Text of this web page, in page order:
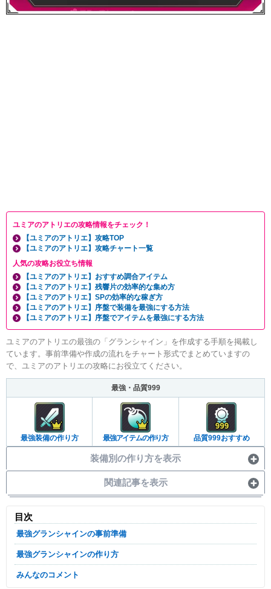
ユミアのアトリエの攻略情報をチェック！
【ユミアのアトリエ】攻略TOP
【ユミアのアトリエ】攻略チャート一覧
人気の攻略お役立ち情報
【ユミアのアトリエ】おすすめ調合アイテム
【ユミアのアトリエ】残響片の効率的な集め方
【ユミアのアトリエ】SPの効率的な稼ぎ方
【ユミアのアトリエ】序盤で装備を最強にする方法
【ユミアのアトリエ】序盤でアイテムを最強にする方法
ユミアのアトリエの最強の「グランシャイン」を作成する手順を掲載し
ています。事前準備や作成の流れをチャート形式でまとめていますの
で、ユミアのアトリエの攻略にお役立てください。
最強・品質999
最強装備の作り方 最強アイテムの作り方 品質999おすすめ
装備別の作り方を表示
関連記事を表示
目次
最強グランシャインの事前準備
最強グランシャインの作り方
みんなのコメント